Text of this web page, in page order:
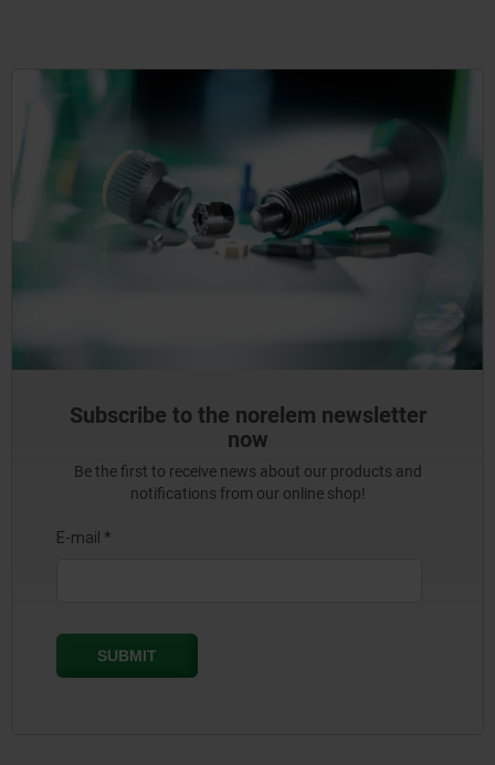
Subscribe to the norelem newsletter
now
Be the first to receive news about our products and
notifications from our online shop!